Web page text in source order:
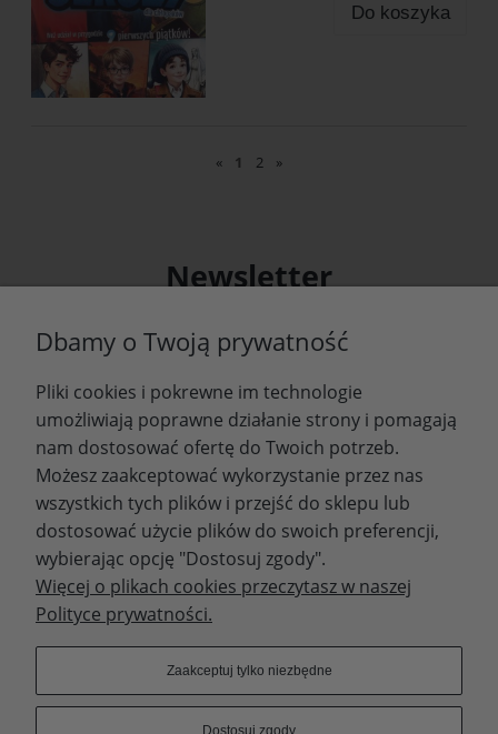
Do koszyka
« 1 2 »
Newsletter
informacje o nowościach i promocjach.
Zapisz się
WYDAWNICTWO PROMIC
PRODUKTY
Dbamy o Twoją prywatność
Pliki cookies i pokrewne im technologie
umożliwiają poprawne działanie strony i pomagają
nam dostosować ofertę do Twoich potrzeb.
Możesz zaakceptować wykorzystanie przez nas
wszystkich tych plików i przejść do sklepu lub
dostosować użycie plików do swoich preferencji,
wybierając opcję "Dostosuj zgody".
Więcej o plikach cookies przeczytasz w naszej
Polityce prywatności.
Zaakceptuj tylko niezbędne
Dostosuj zgody